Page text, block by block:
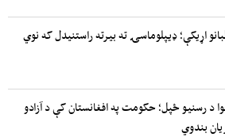
اړیکې؛ ډیپلوماسۍ ته بیرته راستنیدل که نوي
د رسنیو ځپل؛ حکومت په افغانستان کې د آزادو
بندوي